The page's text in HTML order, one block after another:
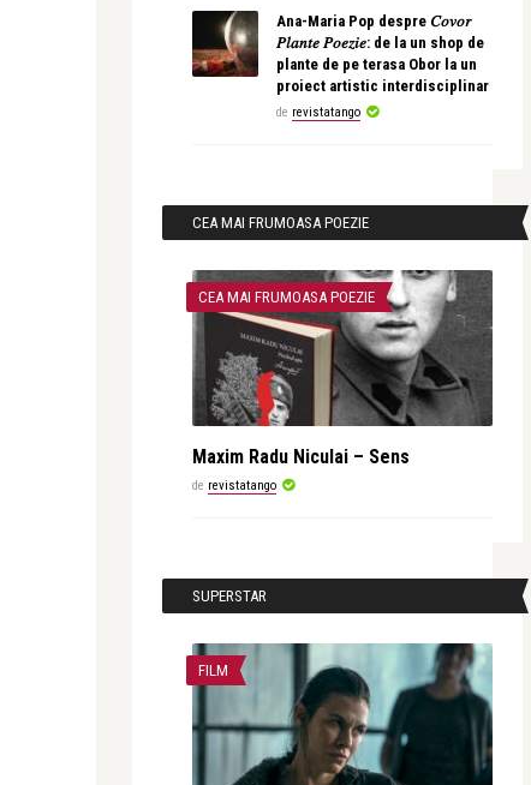
Ana-Maria Pop despre 𝐶𝑜𝑣𝑜𝑟
𝑃𝑙𝑎𝑛𝑡𝑒 𝑃𝑜𝑒𝑧𝑖𝑒: de la un shop de
plante de pe terasa Obor la un
proiect artistic interdisciplinar
de revistatango
CEA MAI FRUMOASA POEZIE
CEA MAI FRUMOASA POEZIE
Maxim Radu Niculai – Sens
de revistatango
SUPERSTAR
FILM